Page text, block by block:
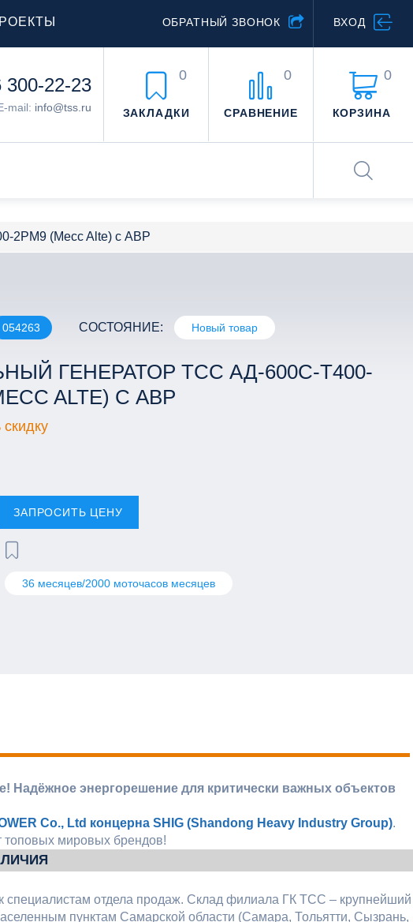
ВХОД
ОБРАТНЫЙ ЗВОНОК
КОРЗИНА
0
ЗАКЛАДКИ
0
СРАВНЕНИЕ
0
300-22-23
mail: info@tss.ru
2РМ9 (Mecc Alte) c АВР
054263 СОСТОЯНИЕ: Новый товар
ГЕНЕРАТОР ТСС АД-600С-Т400-
ALTE) C АВР
ЗАПРОСИТЬ ЦЕНУ
36 месяцев/2000 моточасов месяцев
Надёжное энергорешение для критически важных объектов
Co., Ltd концерна SHIG (Shandong Heavy Industry Group).
топовых мировых брендов!
отдела продаж. Склад филиала ГК ТСС – крупнейший
пунктам Самарской области (Самара, Тольятти, Сызрань,